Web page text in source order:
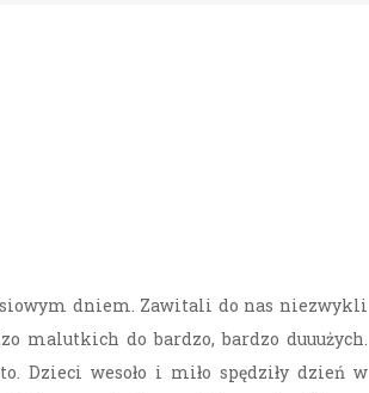
dniem. Zawitali do nas niezwykli
malutkich do bardzo, bardzo duuużych.
Dzieci wesoło i miło spędziły dzień w